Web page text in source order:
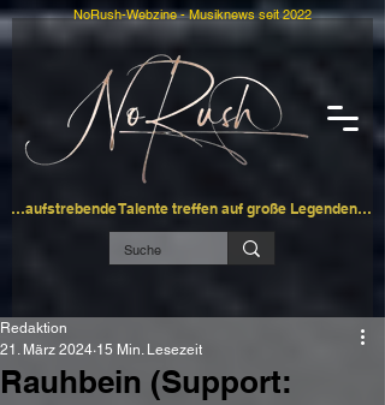
…aufstrebende Talente treffen auf große Legenden…
NoRush-Webzine - Musiknews seit 2022
Rauhbein (Support:
Redaktion
21. März 2024 15 Min. Lesezeit